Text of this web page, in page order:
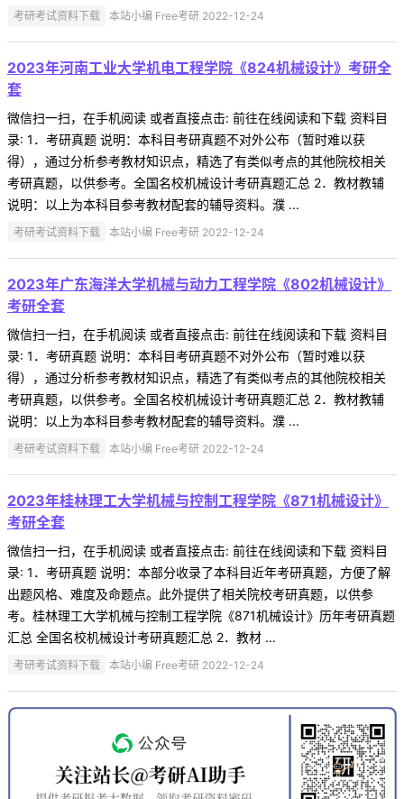
考研考试资料下载 本站小编 Free考研 2022-12-24
2023年河南工业大学机电工程学院《824机械设计》考研全
套
微信扫一扫，在手机阅读 或者直接点击: 前往在线阅读和下载 资料目
录: 1．考研真题 说明：本科目考研真题不对外公布（暂时难以获
得），通过分析参考教材知识点，精选了有类似考点的其他院校相关
考研真题，以供参考。全国名校机械设计考研真题汇总 2．教材教辅
说明：以上为本科目参考教材配套的辅导资料。濮 ...
考研考试资料下载 本站小编 Free考研 2022-12-24
2023年广东海洋大学机械与动力工程学院《802机械设计》
考研全套
微信扫一扫，在手机阅读 或者直接点击: 前往在线阅读和下载 资料目
录: 1．考研真题 说明：本科目考研真题不对外公布（暂时难以获
得），通过分析参考教材知识点，精选了有类似考点的其他院校相关
考研真题，以供参考。全国名校机械设计考研真题汇总 2．教材教辅
说明：以上为本科目参考教材配套的辅导资料。濮 ...
考研考试资料下载 本站小编 Free考研 2022-12-24
2023年桂林理工大学机械与控制工程学院《871机械设计》
考研全套
微信扫一扫，在手机阅读 或者直接点击: 前往在线阅读和下载 资料目
录: 1．考研真题 说明：本部分收录了本科目近年考研真题，方便了解
出题风格、难度及命题点。此外提供了相关院校考研真题，以供参
考。桂林理工大学机械与控制工程学院《871机械设计》历年考研真题
汇总 全国名校机械设计考研真题汇总 2．教材 ...
考研考试资料下载 本站小编 Free考研 2022-12-24